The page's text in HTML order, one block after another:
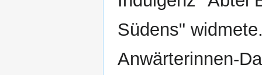
Südens"
Anwärterinnen-